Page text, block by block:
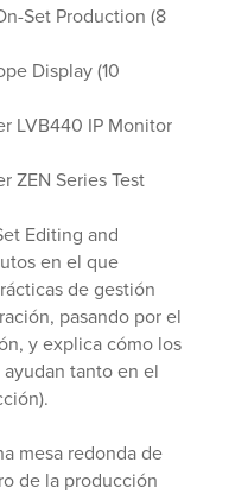
Set Production (8
Display (10
LVB440 IP Monitor
ZEN Series Test
Editing and
en el que
de gestión
pasando por el
y explica cómo los
tanto en el
mesa redonda de
de la producción